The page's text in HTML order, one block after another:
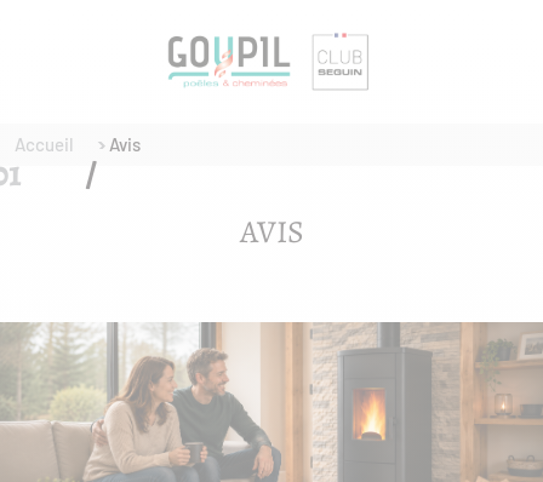
Accueil Avis
AVIS